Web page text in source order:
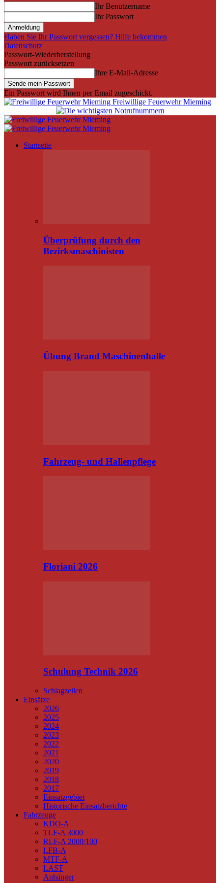
Ihr Benutzername
Ihr Passwort
Haben Sie Ihr Passwort vergessen? Hilfe bekommen
Datenschutz
Passwort-Wiederherstellung
Passwort zurücksetzen
Ihre E-Mail-Adresse
Ein Passwort wird Ihnen per Email zugeschickt.
Freiwillige Feuerwehr Mieming
Startseite
Überprüfung durch den
Bezirksmaschinisten
Übung Brand Maschinenhalle
Fahrzeug- und Hallenpflege
Floriani 2026
Schulung Technik 2026
Schlagzeilen
Einsätze
2026
2025
2024
2023
2022
2021
2020
2019
2018
2017
Einsatzgebiet
Historische Einsatzberichte
Fahrzeuge
KDO-A
TLF-A 3000
RLF-A 2000/100
LFB-A
MTF-A
LAST
Anhänger